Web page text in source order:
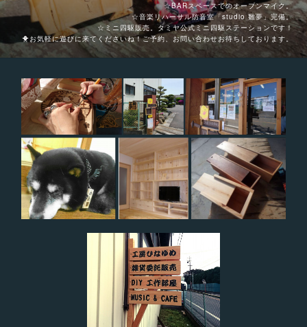
☆BARスペースでのオープンマイク。
☆音楽リハーサル防音室「studio 雛夢」完備。
☆ミニ四駆販売。タミヤ公式ミニ四駆ステーションです！
🐥お気軽に遊びに来てくださいね！ご予約、お問い合わせお待ちしております。